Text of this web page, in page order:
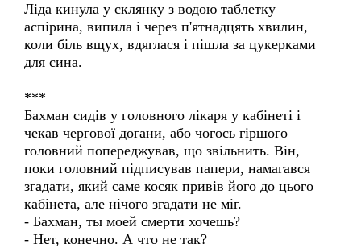
Ліда кинула у склянку з водою таблетку
аспірина, випила і через п'ятнадцять хвилин,
коли біль вщух, вдяглася і пішла за цукерками
для сина.
***
Бахман сидів у головного лікаря у кабінеті і
чекав чергової догани, або чогось гіршого —
головний попереджував, що звільнить. Він,
поки головний підписував папери, намагався
згадати, який саме косяк привів його до цього
кабінета, але нічого згадати не міг.
- Бахман, ты моей смерти хочешь?
- Нет, конечно. А что не так?